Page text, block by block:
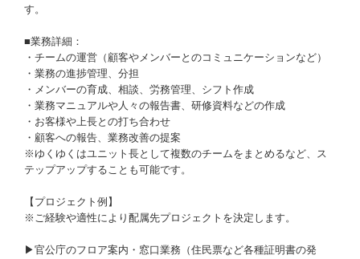
す。
■業務詳細：
・チームの運営（顧客やメンバーとのコミュニケーションなど）
・業務の進捗管理、分担
・メンバーの育成、相談、労務管理、シフト作成
・業務マニュアルや人々の報告書、研修資料などの作成
・お客様や上長との打ち合わせ
・顧客への報告、業務改善の提案
※ゆくゆくはユニット長として複数のチームをまとめるなど、ス
テップアップすることも可能です。
【プロジェクト例】
※ご経験や適性により配属先プロジェクトを決定します。
▶官公庁のフロア案内・窓口業務（住民票など各種証明書の発